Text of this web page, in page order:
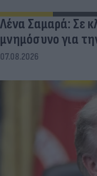
Λένα Σαμαρά: Σε
μνημόσυνο για
07.08.2026